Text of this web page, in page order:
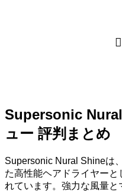
Supersonic
ュー 評判まとめ
Supersonic Nural Shineは
た高性能ヘアドライヤー
れています。強力な風量